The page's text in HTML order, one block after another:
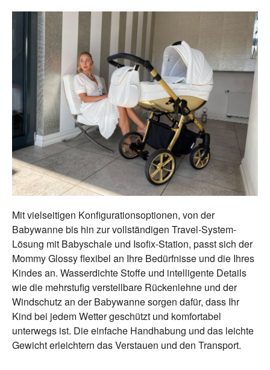
Mit vielseitigen Konfigurationsoptionen, von der
Babywanne bis hin zur vollständigen Travel-System-
Lösung mit Babyschale und Isofix-Station, passt sich der
Mommy Glossy flexibel an Ihre Bedürfnisse und die Ihres
Kindes an. Wasserdichte Stoffe und intelligente Details
wie die mehrstufig verstellbare Rückenlehne und der
Windschutz an der Babywanne sorgen dafür, dass Ihr
Kind bei jedem Wetter geschützt und komfortabel
unterwegs ist. Die einfache Handhabung und das leichte
Gewicht erleichtern das Verstauen und den Transport.